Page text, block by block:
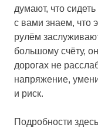
думают, что
с вами знаем, что
рулём
большому счёту,
дорогах не
напряжение,
и риск.
Подробности здесь